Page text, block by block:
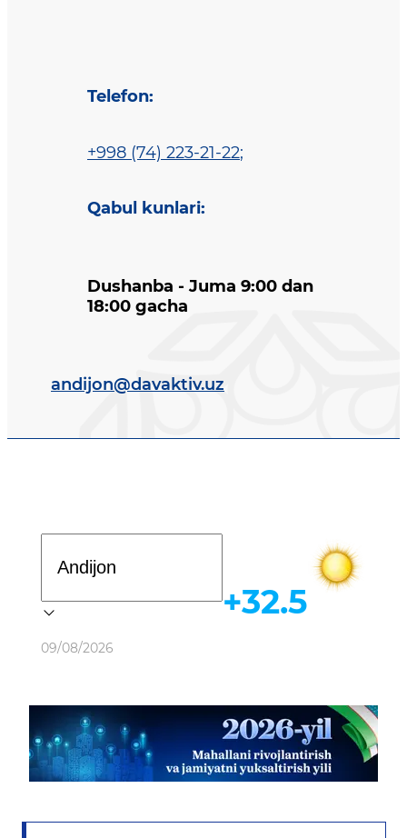
Telefon:
+998 (74) 223-21-22;
Qabul kunlari:
Dushanba - Juma 9:00 dan
18:00 gacha
andijon@davaktiv.uz
Ob-havo
09/08/2026
+32.5